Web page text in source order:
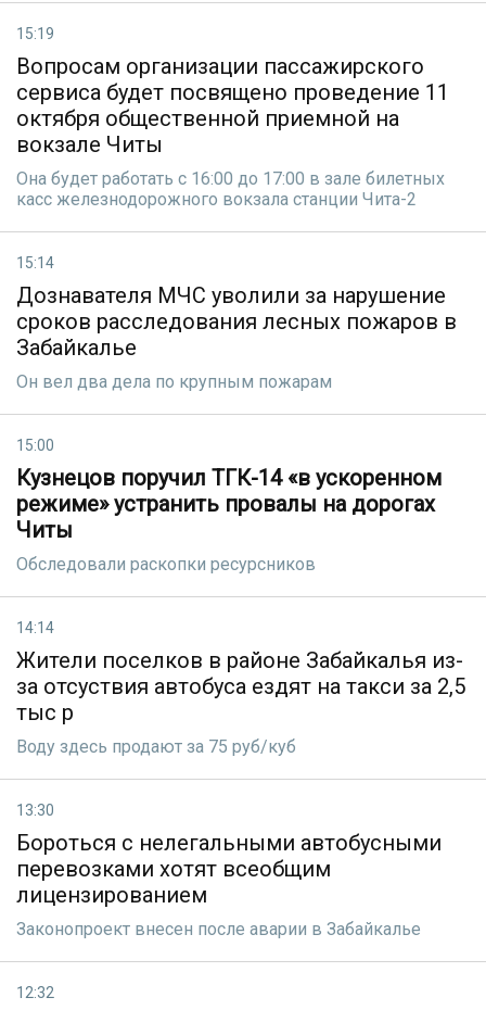
15:19
Вопросам организации пассажирского
сервиса будет посвящено проведение 11
октября общественной приемной на
вокзале Читы
Она будет работать с 16:00 до 17:00 в зале билетных
касс железнодорожного вокзала станции Чита-2
15:14
Дознавателя МЧС уволили за нарушение
сроков расследования лесных пожаров в
Забайкалье
Он вел два дела по крупным пожарам
15:00
Кузнецов поручил ТГК-14 «в ускоренном
режиме» устранить провалы на дорогах
Читы
Обследовали раскопки ресурсников
14:14
Жители поселков в районе Забайкалья из-
за отсуствия автобуса ездят на такси за 2,5
тыс р
Воду здесь продают за 75 руб/куб
13:30
Бороться с нелегальными автобусными
перевозками хотят всеобщим
лицензированием
Законопроект внесен после аварии в Забайкалье
12:32